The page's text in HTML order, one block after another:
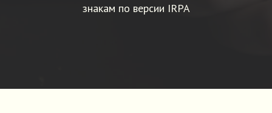
знакам по версии IRPA